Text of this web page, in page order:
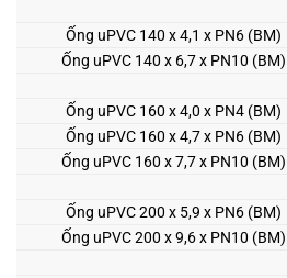
Ống uPVC 140 x 4,1 x PN6 (BM)
Ống uPVC 140 x 6,7 x PN10 (BM)
Ống uPVC 160 x 4,0 x PN4 (BM)
Ống uPVC 160 x 4,7 x PN6 (BM)
Ống uPVC 160 x 7,7 x PN10 (BM)
Ống uPVC 200 x 5,9 x PN6 (BM)
Ống uPVC 200 x 9,6 x PN10 (BM)